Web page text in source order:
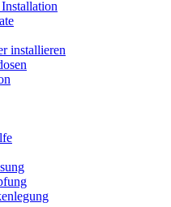
installieren